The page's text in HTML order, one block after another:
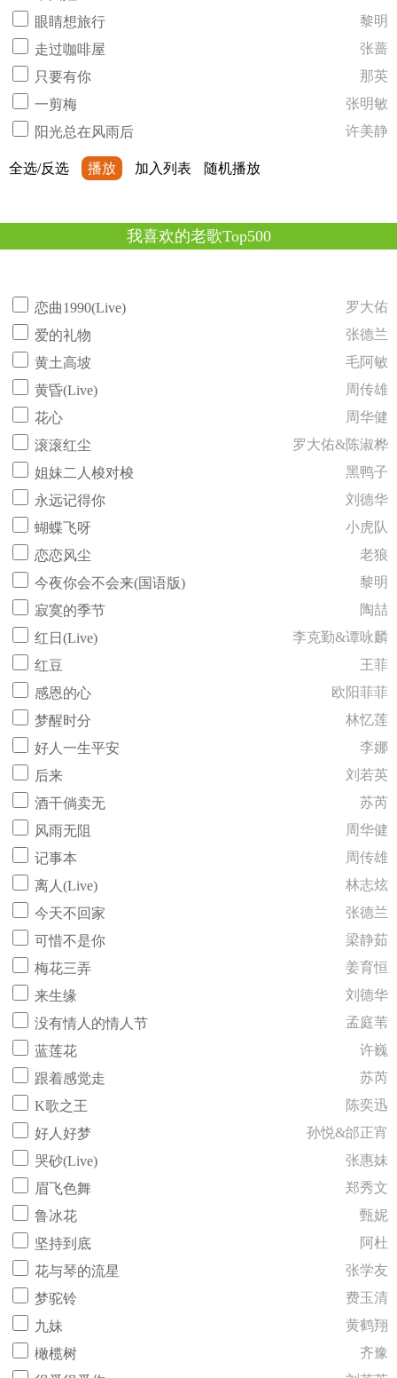
眼睛想旅行
黎明
走过咖啡屋
张蔷
只要有你
那英
一剪梅
张明敏
阳光总在风雨后
许美静
全选/反选 播放 加入列表 随机播放
我喜欢的老歌Top500
恋曲1990(Live)
罗大佑
爱的礼物
张德兰
黄土高坡
毛阿敏
黄昏(Live)
周传雄
花心
周华健
滚滚红尘
罗大佑&陈淑桦
姐妹二人梭对梭
黑鸭子
永远记得你
刘德华
蝴蝶飞呀
小虎队
恋恋风尘
老狼
今夜你会不会来(国语版)
黎明
寂寞的季节
陶喆
红日(Live)
李克勤&谭咏麟
红豆
王菲
感恩的心
欧阳菲菲
梦醒时分
林忆莲
好人一生平安
李娜
后来
刘若英
酒干倘卖无
苏芮
风雨无阻
周华健
记事本
周传雄
离人(Live)
林志炫
今天不回家
张德兰
可惜不是你
梁静茹
梅花三弄
姜育恒
来生缘
刘德华
没有情人的情人节
孟庭苇
蓝莲花
许巍
跟着感觉走
苏芮
K歌之王
陈奕迅
好人好梦
孙悦&邰正宵
哭砂(Live)
张惠妹
眉飞色舞
郑秀文
鲁冰花
甄妮
坚持到底
阿杜
花与琴的流星
张学友
梦驼铃
费玉清
九妹
黄鹤翔
橄榄树
齐豫